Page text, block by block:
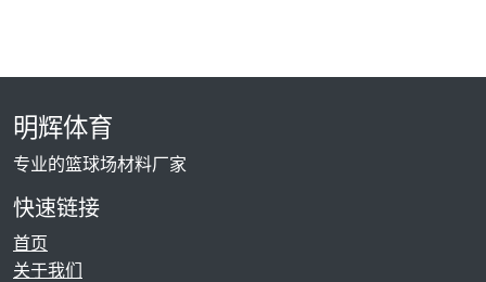
明辉体育
专业的篮球场材料厂家
快速链接
首页
关于我们